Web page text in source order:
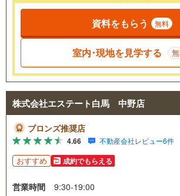
資料をもらう 無料
室内･現地を見学する
株式会社エステート白馬 中野店
ブロンズ推奨店
4.66 不動産会社レビュー6件
おすすめ 成約でもらえる
営業時間
9:30-19:00